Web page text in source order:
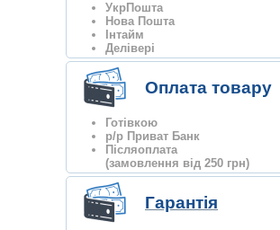
УкрПошта
Нова Пошта
Інтайм
Делівері
Оплата товару
Готівкою
р/р Приват Банк
Післяоплата
(замовлення від 250 грн)
Гарантія